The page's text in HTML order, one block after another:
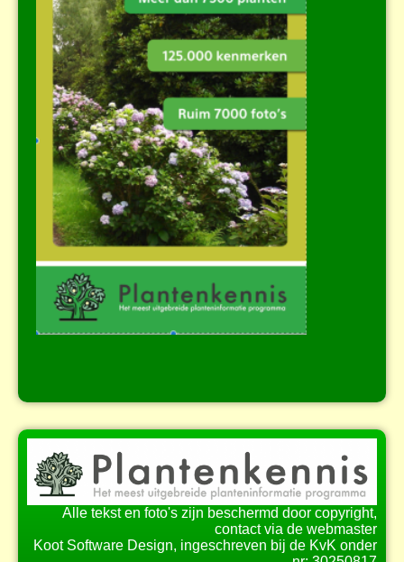
Alle tekst en foto's zijn beschermd door copyright,
contact via de webmaster
Koot Software Design, ingeschreven bij de KvK onder